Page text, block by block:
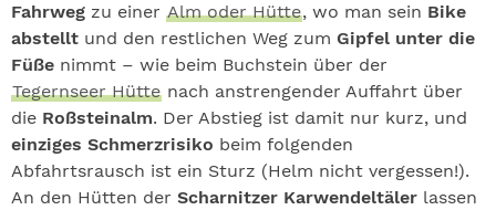
Fahrweg zu einer Alm oder Hütte, wo man sein Bike
abstellt und den restlichen Weg zum Gipfel unter die
Füße nimmt – wie beim Buchstein über der
Tegernseer Hütte nach anstrengender Auffahrt über
die Roßsteinalm. Der Abstieg ist damit nur kurz, und
einziges Schmerzrisiko beim folgenden
Abfahrtsrausch ist ein Sturz (Helm nicht vergessen!).
An den Hütten der Scharnitzer Karwendeltäler lassen